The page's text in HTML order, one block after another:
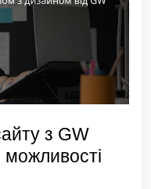
з GW
можливості